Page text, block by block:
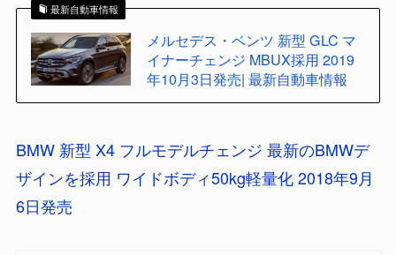
最新自動車情報
メルセデス・ベンツ 新型 GLC マ
イナーチェンジ MBUX採用 2019
年10月3日発売| 最新自動車情報
BMW 新型 X4 フルモデルチェンジ 最新のBMWデ
ザインを採用 ワイドボディ50kg軽量化 2018年9月
6日発売